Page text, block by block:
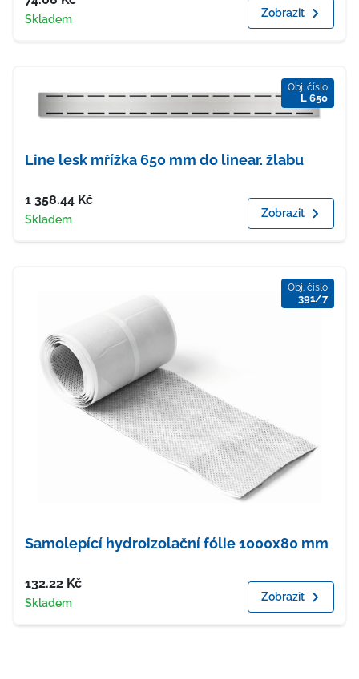
Dostupnost
Skladem Zobrazit
Obj. číslo
L 650
Line lesk mřížka 650 mm do linear. žlabu
Cena
1 358.44 Kč
Dostupnost
Skladem Zobrazit
Obj. číslo
391/7
Samolepící hydroizolační fólie 1000x80 mm
Cena
132.22 Kč
Dostupnost
Skladem Zobrazit